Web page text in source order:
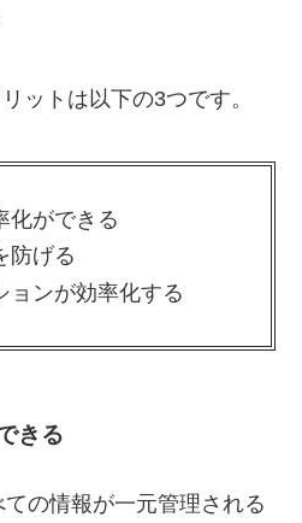
ットは以下の3つです。
化ができる
防げる
ョンが効率化する
きる
の情報が一元管理される